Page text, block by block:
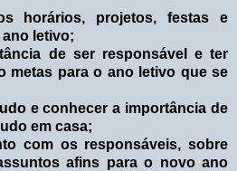
horários, projetos, festas e
letivo;
de ser responsável e ter
metas para o ano letivo que se
e conhecer a importância de
em casa;
com os responsáveis, sobre
afins para o novo ano